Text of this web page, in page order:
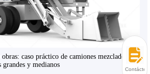
caso práctico de camiones mezcladores
grandes y medianos